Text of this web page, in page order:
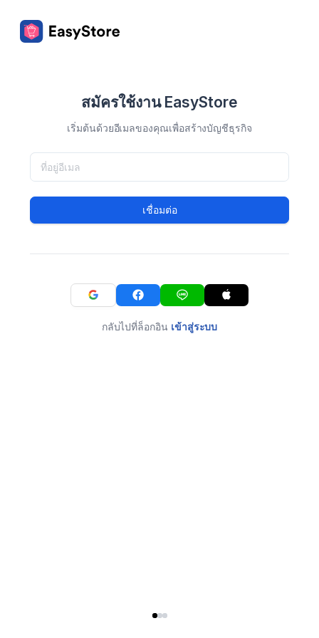
สมัครใช้งาน EasyStore
เริ่มต้นด้วยอีเมลของคุณเพื่อสร้างบัญชีธุรกิจ
เชื่อมต่อ
กลับไปที่ล็อกอิน เข้าสู่ระบบ